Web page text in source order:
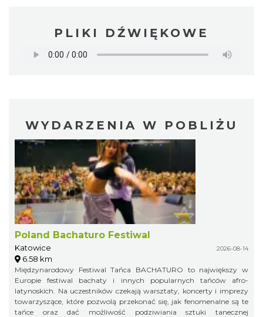
PLIKI DŹWIĘKOWE
WYDARZENIA W POBLIŻU
Poland Bachaturo Festiwal
Katowice 2026-08-14
6.58 km
Międzynarodowy Festiwal Tańca BACHATURO to największy w
Europie festiwal bachaty i innych popularnych tańców afro-
latynoskich. Na uczestników czekają warsztaty, koncerty i imprezy
towarzyszące, które pozwolą przekonać się, jak fenomenalne są te
tańce oraz dać możliwość podziwiania sztuki tanecznej